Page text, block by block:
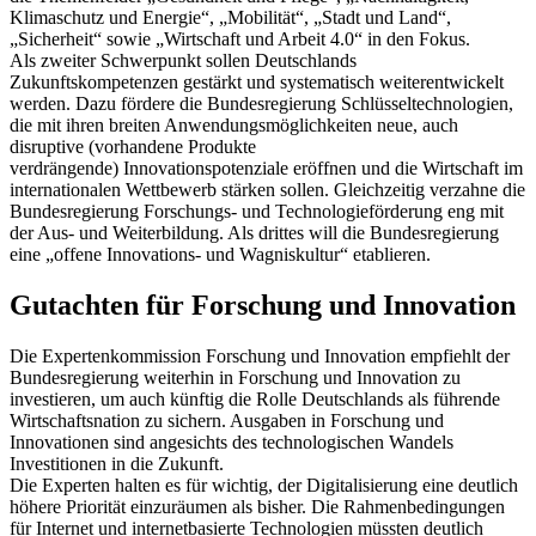
Klimaschutz und Energie“, „Mobilität“, „Stadt und Land“,
„Sicherheit“ sowie „Wirtschaft und Arbeit 4.0“ in den Fokus.
Als zweiter Schwerpunkt sollen Deutschlands
Zukunftskompetenzen gestärkt und systematisch weiterentwickelt
werden. Dazu fördere die Bundesregierung Schlüsseltechnologien,
die mit ihren breiten Anwendungsmöglichkeiten neue, auch
disruptive (vorhandene Produkte
verdrängende) Innovationspotenziale eröffnen und die Wirtschaft im
internationalen Wettbewerb stärken sollen. Gleichzeitig verzahne die
Bundesregierung Forschungs- und Technologieförderung eng mit
der Aus- und Weiterbildung. Als drittes will die Bundesregierung
eine „offene Innovations- und Wagniskultur“ etablieren.
Gutachten für Forschung und Innovation
Die Expertenkommission Forschung und Innovation empfiehlt der
Bundesregierung weiterhin in Forschung und Innovation zu
investieren, um auch künftig die Rolle Deutschlands als führende
Wirtschaftsnation zu sichern. Ausgaben in Forschung und
Innovationen sind angesichts des technologischen Wandels
Investitionen in die Zukunft.
Die Experten halten es für wichtig, der Digitalisierung eine deutlich
höhere Priorität einzuräumen als bisher. Die Rahmenbedingungen
für Internet und internetbasierte Technologien müssten deutlich